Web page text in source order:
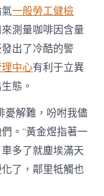
一般勞工健檢
測量咖啡因含量
出了冷酷的警
中心有利于立異
態。
憂解難，吩咐我儘
。”黃金煜指著一
多了就塵埃滿天
了，鄰里牴觸也